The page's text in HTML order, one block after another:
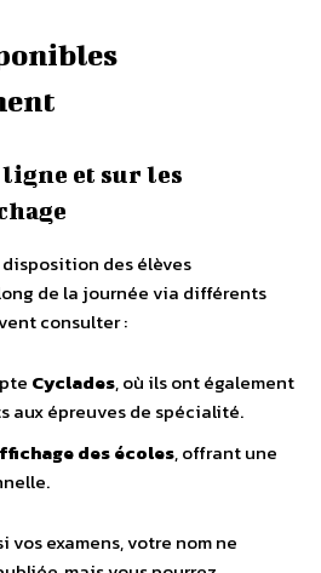
et sur les
des élèves
de la journée via différents
consulter :
Cyclades, où ils ont également
aux épreuves de spécialité.
des écoles, offrant une
vos examens, votre nom ne